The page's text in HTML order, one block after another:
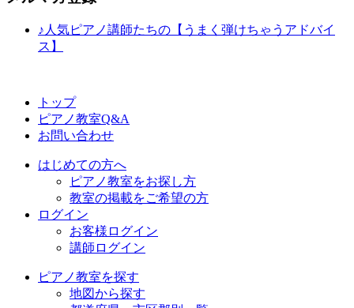
♪人気ピアノ講師たちの【うまく弾けちゃうアドバイ
ス】
トップ
ピアノ教室Q&A
お問い合わせ
はじめての方へ
ピアノ教室をお探し方
教室の掲載をご希望の方
ログイン
お客様ログイン
講師ログイン
ピアノ教室を探す
地図から探す